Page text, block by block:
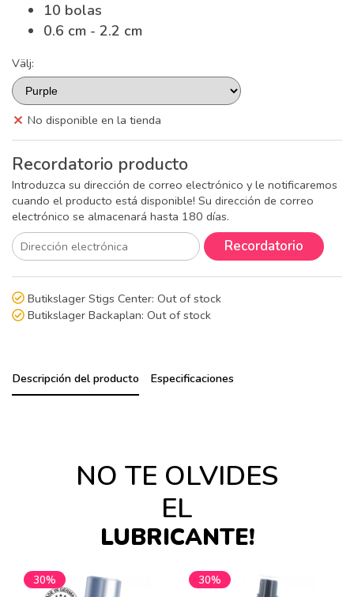
10 bolas
0.6 cm - 2.2 cm
Välj:
No disponible en la tienda
Recordatorio producto
Introduzca su dirección de correo electrónico y le notificaremos
cuando el producto está disponible! Su dirección de correo
electrónico se almacenará hasta 180 días.
Recordatorio
Butikslager Stigs Center: Out of stock
Butikslager Backaplan: Out of stock
Descripción del producto Especificaciones
NO TE OLVIDES
EL
LUBRICANTE!
30% 30%